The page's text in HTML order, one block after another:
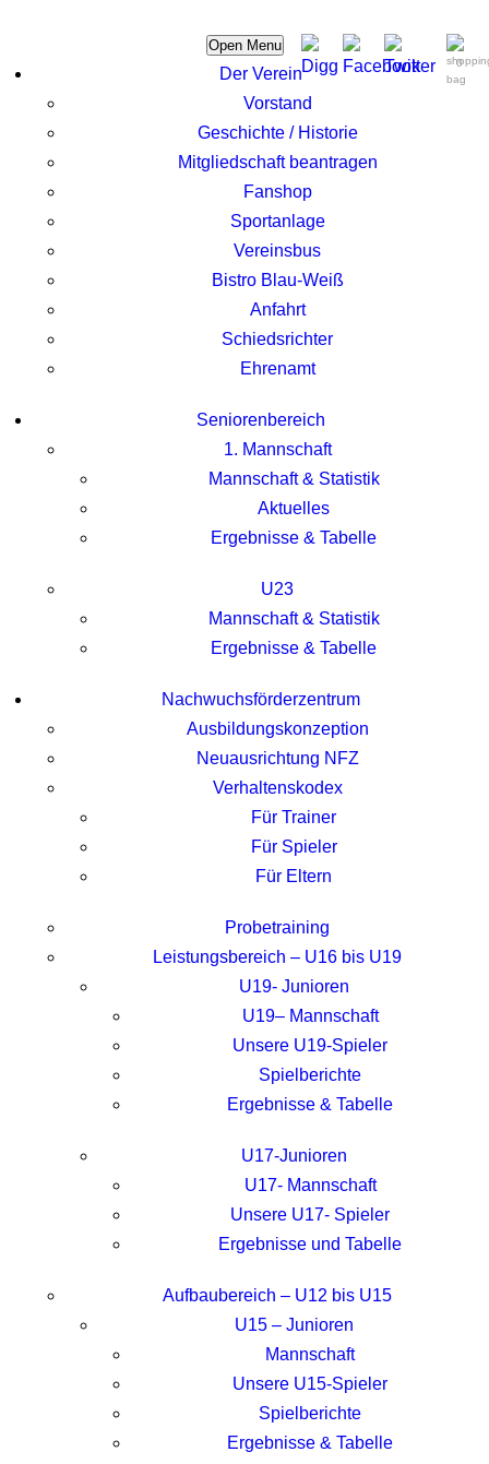
0
Open Menu
Der Verein
Vorstand
Geschichte / Historie
Mitgliedschaft beantragen
Fanshop
Sportanlage
Vereinsbus
Bistro Blau-Weiß
Anfahrt
Schiedsrichter
Ehrenamt
Seniorenbereich
1. Mannschaft
Mannschaft & Statistik
Aktuelles
Ergebnisse & Tabelle
U23
Mannschaft & Statistik
Ergebnisse & Tabelle
Nachwuchsförderzentrum
Ausbildungskonzeption
Neuausrichtung NFZ
Verhaltenskodex
Für Trainer
Für Spieler
Für Eltern
Probetraining
Leistungsbereich – U16 bis U19
U19- Junioren
U19– Mannschaft
Unsere U19-Spieler
Spielberichte
Ergebnisse & Tabelle
U17-Junioren
U17- Mannschaft
Unsere U17- Spieler
Ergebnisse und Tabelle
Aufbaubereich – U12 bis U15
U15 – Junioren
Mannschaft
Unsere U15-Spieler
Spielberichte
Ergebnisse & Tabelle